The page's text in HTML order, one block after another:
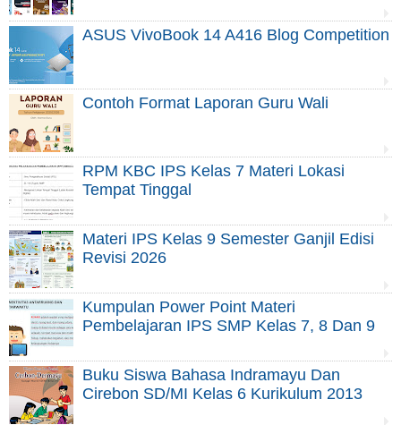
ASUS VivoBook 14 A416 Blog Competition
Contoh Format Laporan Guru Wali
RPM KBC IPS Kelas 7 Materi Lokasi
Tempat Tinggal
Materi IPS Kelas 9 Semester Ganjil Edisi
Revisi 2026
Kumpulan Power Point Materi
Pembelajaran IPS SMP Kelas 7, 8 Dan 9
Buku Siswa Bahasa Indramayu Dan
Cirebon SD/MI Kelas 6 Kurikulum 2013